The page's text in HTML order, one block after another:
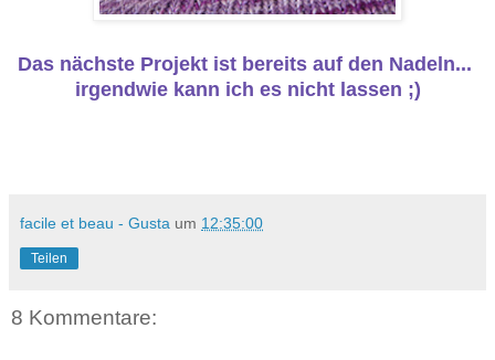
Das nächste Projekt ist bereits auf den Nadeln...
irgendwie kann ich es nicht lassen ;)
facile et beau - Gusta um 12:35:00
Teilen
8 Kommentare: